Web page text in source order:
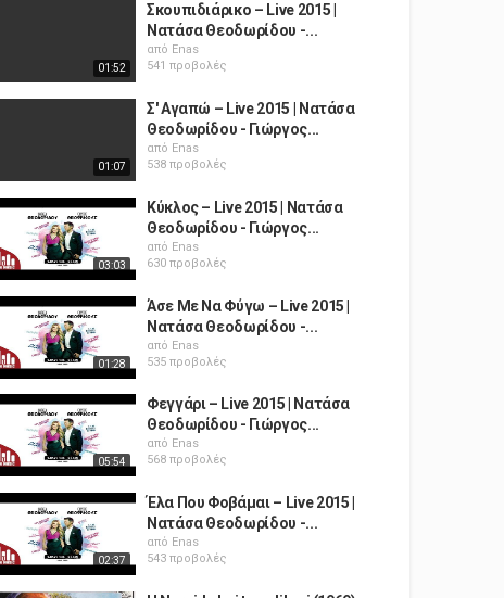
01:52
Σκουπιδιάρικο – Live 2015 |
Νατάσα Θεοδωρίδου -...
από Enas
541 προβολές
01:07
Σ' Αγαπώ – Live 2015 | Νατάσα
Θεοδωρίδου - Γιώργος...
από Enas
538 προβολές
03:03
Κύκλος – Live 2015 | Νατάσα
Θεοδωρίδου - Γιώργος...
από Enas
630 προβολές
01:28
Άσε Με Να Φύγω – Live 2015 |
Νατάσα Θεοδωρίδου -...
από Enas
535 προβολές
05:54
Φεγγάρι – Live 2015 | Νατάσα
Θεοδωρίδου - Γιώργος...
από Enas
568 προβολές
02:37
Έλα Που Φοβάμαι – Live 2015 |
Νατάσα Θεοδωρίδου -...
από Enas
543 προβολές